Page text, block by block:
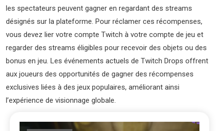
les spectateurs peuvent gagner en regardant des streams
désignés sur la plateforme. Pour réclamer ces récompenses,
vous devez lier votre compte Twitch à votre compte de jeu et
regarder des streams éligibles pour recevoir des objets ou des
bonus en jeu. Les événements actuels de Twitch Drops offrent
aux joueurs des opportunités de gagner des récompenses
exclusives liées à des jeux populaires, améliorant ainsi
l’expérience de visionnage globale.